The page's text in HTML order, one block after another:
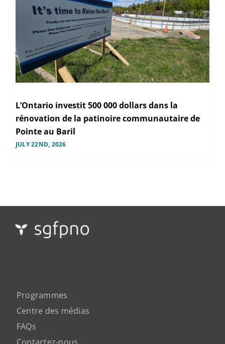
L’Ontario investit 500 000 dollars dans la
rénovation de la patinoire communautaire de
Pointe au Baril
JULY 22ND, 2026
Programmes
Centre des médias
FAQs